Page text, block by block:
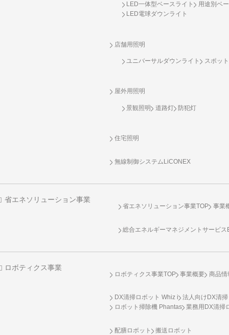
LED一体型ベースライト
用途別ベ
LED電球ダウンライト
店舗用照明
ユニバーサルダウンライト スポッ
屋外用照明
景観照明 道路灯 防犯灯
住宅照明
無線制御システム LiCONEX
省エネソリューション事業
省エネソリューション事業TOP 事業
総合エネルギーマネジメントサービ
ロボティクス事業
ロボティクス事業TOP 事業概要 商品情
DX清掃ロボット Whiz i
法人向けDX清
ロボット掃除機 Phantas
業務用DX清掃
配膳ロボット 搬送ロボット